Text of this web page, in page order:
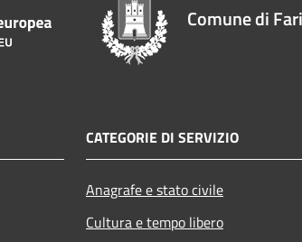
Comune di
CATEGORIE DI SERVIZIO
Anagrafe e stato civile
Cultura e tempo libero